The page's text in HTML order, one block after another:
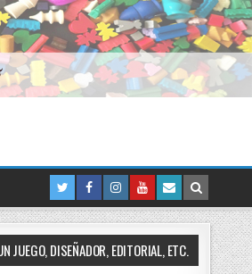
JUEGO, DISEÑADOR, EDITORIAL, ETC.